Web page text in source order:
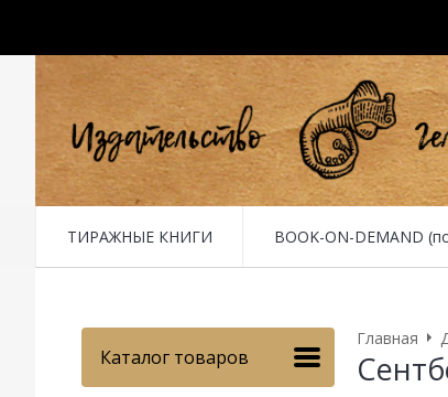
ТИРАЖНЫЕ КНИГИ BOOK-ON-DEMAND
Каталог товаров
Главная